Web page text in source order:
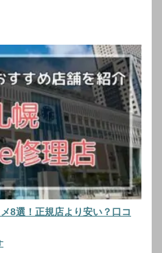
8選！正規店より安い？口コ